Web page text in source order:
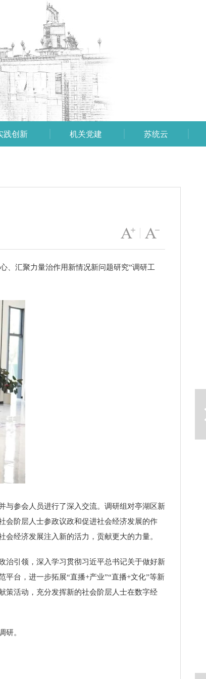
践创新 机关党建 苏统云
字号变小
汇聚力量治作用新情况新问题研究”调研工
参会人员进行了深入交流。调研组对亭湖区新
会阶层人士参政议政和促进社会经济发展的作
经济发展注入新的活力，贡献更大的力量。
引领，深入学习贯彻习近平总书记关于做好新
台，进一步拓展“直播+产业”“直播+文化”等新
策活动，充分发挥新的社会阶层人士在数字经
研。